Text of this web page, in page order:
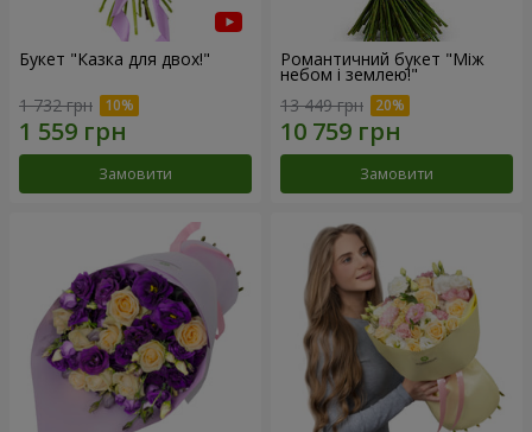
Букет "Казка для двох!"
1 732 грн
Замовити
Романтичний букет "Між
небом і землею!"
13 449 грн
Замовити